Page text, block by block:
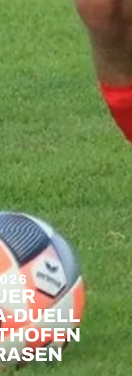
DUELL